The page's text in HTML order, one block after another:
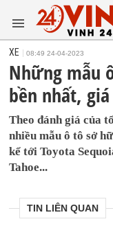
XE 08:49 24-04-2023
Những mẫu
bền nhất,
Theo đánh giá của
nhiều mẫu ô tô sở
kể tới Toyota
Tahoe...
TIN LIÊN QUAN